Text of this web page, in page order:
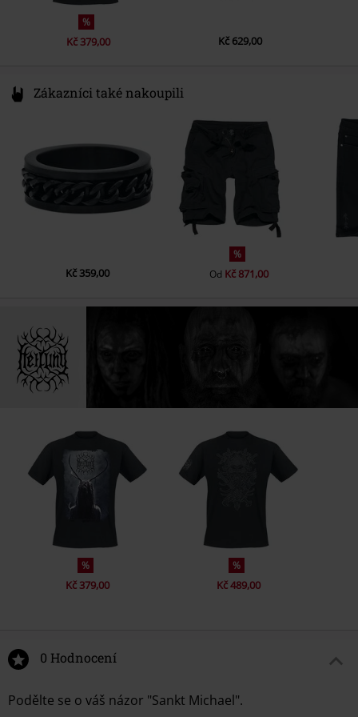
%
Kč 379,00 Kč 629,00
Zákazníci také nakoupili
Kč 359,00
%
Od Kč 871,00
%
Kč 379,00
%
Kč 489,00
0 Hodnocení
Podělte se o váš názor "Sankt Michael".